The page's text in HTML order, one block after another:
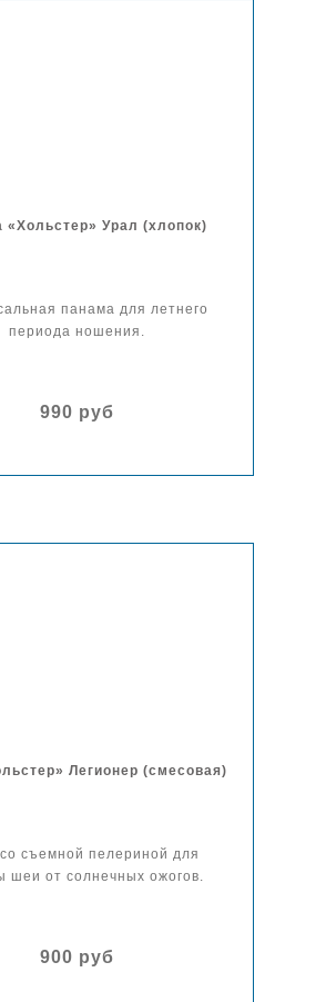
«Хольстер» Урал (хлопок)
панама для летнего
периода ношения.
990 руб
Легионер (смесовая)
съемной пелериной для
шеи от солнечных ожогов.
900 руб